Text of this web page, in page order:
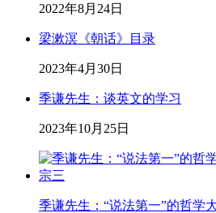
2022年8月24日
梁漱溟《朝话》目录
2023年4月30日
季谦先生：谈英文的学习
2023年10月25日
季谦先生：“说法第一”的哲